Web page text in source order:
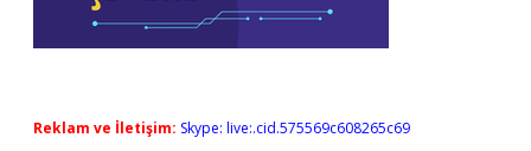
Reklam ve İletişim: Skype: live:.cid.575569c608265c69